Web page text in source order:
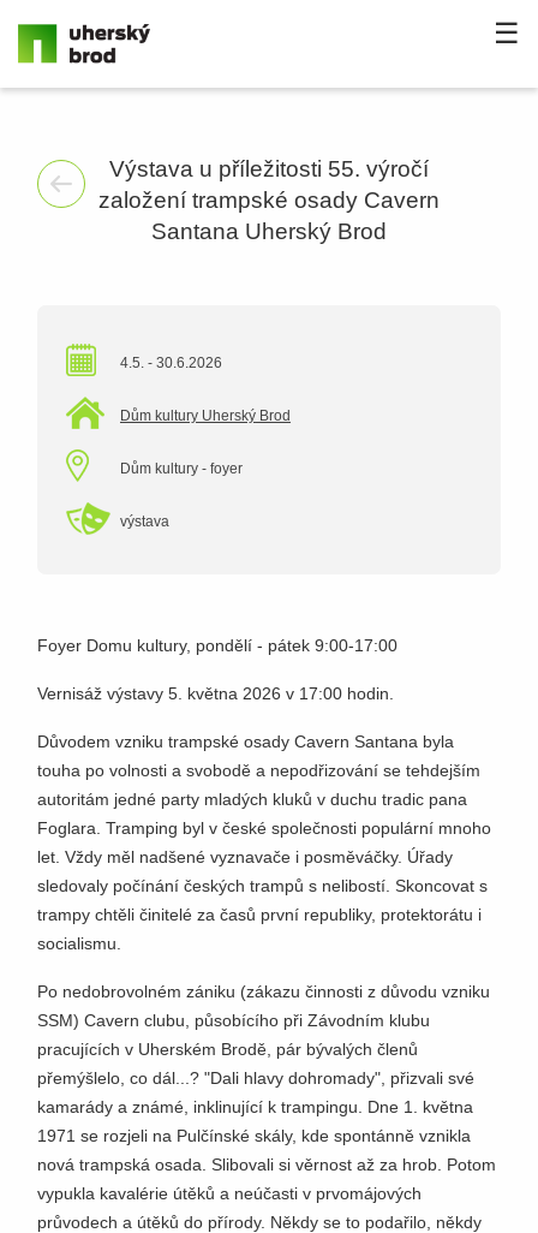
☰
Výstava u příležitosti 55. výročí
založení trampské osady Cavern
Santana Uherský Brod
4.5. - 30.6.2026
Dům kultury Uherský Brod
Dům kultury - foyer
výstava
Foyer Domu kultury, pondělí - pátek 9:00-17:00
Vernisáž výstavy 5. května 2026 v 17:00 hodin.
Důvodem vzniku trampské osady Cavern Santana byla
touha po volnosti a svobodě a nepodřizování se tehdejším
autoritám jedné party mladých kluků v duchu tradic pana
Foglara. Tramping byl v české společnosti populární mnoho
let. Vždy měl nadšené vyznavače i posměváčky. Úřady
sledovaly počínání českých trampů s nelibostí. Skoncovat s
trampy chtěli činitelé za časů první republiky, protektorátu i
socialismu.
Po nedobrovolném zániku (zákazu činnosti z důvodu vzniku
SSM) Cavern clubu, působícího při Závodním klubu
pracujících v Uherském Brodě, pár bývalých členů
přemýšlelo, co dál...? "Dali hlavy dohromady", přizvali své
kamarády a známé, inklinující k trampingu. Dne 1. května
1971 se rozjeli na Pulčínské skály, kde spontánně vznikla
nová trampská osada. Slibovali si věrnost až za hrob. Potom
vypukla kavalérie útěků a neúčasti v prvomájových
průvodech a útěků do přírody. Někdy se to podařilo, někdy